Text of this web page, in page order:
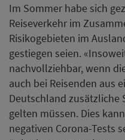
Im Sommer habe sich
Reiseverkehr im
Risikogebieten im
gestiegen seien.
nachvollziehbar, wenn
auch bei Reisenden aus
Deutschland zusätzliche
gelten müssen. Dies
negativen Corona-Tests